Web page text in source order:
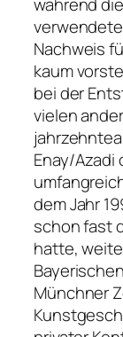
Nachweis
kaum
bei der
vielen
Enay/Azadi
dem Jahr
schon fast
hatte,
Münchner